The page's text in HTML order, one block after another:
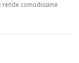
rende comodissime